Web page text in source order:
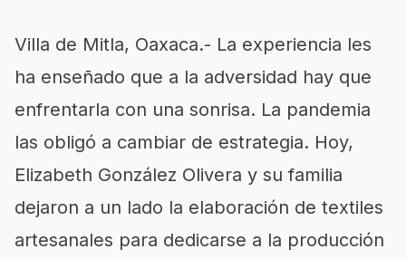
Villa de Mitla, Oaxaca.- La experiencia les
ha enseñado que a la adversidad hay que
enfrentarla con una sonrisa. La pandemia
las obligó a cambiar de estrategia. Hoy,
Elizabeth González Olivera y su familia
dejaron a un lado la elaboración de textiles
artesanales para dedicarse a la producción